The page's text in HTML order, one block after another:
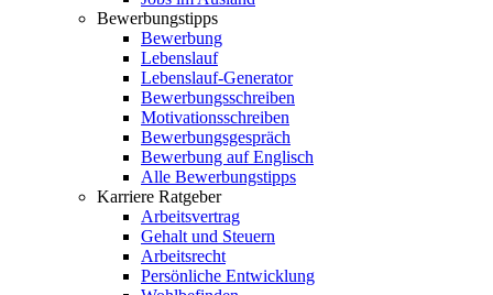
Bewerbungstipps
Bewerbung
Lebenslauf
Lebenslauf-Generator
Bewerbungsschreiben
Motivationsschreiben
Bewerbungsgespräch
Bewerbung auf Englisch
Alle Bewerbungstipps
Karriere Ratgeber
Arbeitsvertrag
Gehalt und Steuern
Arbeitsrecht
Persönliche Entwicklung